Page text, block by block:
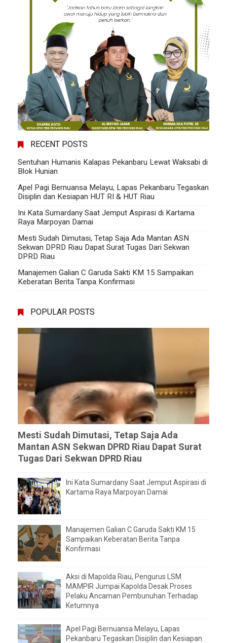
RECENT POSTS
Sentuhan Humanis Kalapas Pekanbaru Lewat Waksabi di
Blok Hunian
Apel Pagi Bernuansa Melayu, Lapas Pekanbaru Tegaskan
Disiplin dan Kesiapan HUT RI & HUT Riau
Ini Kata Sumardany Saat Jemput Aspirasi di Kartama
Raya Marpoyan Damai
Mesti Sudah Dimutasi, Tetap Saja Ada Mantan ASN
Sekwan DPRD Riau Dapat Surat Tugas Dari Sekwan
DPRD Riau
Manajemen Galian C Garuda Sakti KM 15 Sampaikan
Keberatan Berita Tanpa Konfirmasi
POPULAR POSTS
Mesti Sudah Dimutasi, Tetap Saja Ada
Mantan ASN Sekwan DPRD Riau Dapat Surat
Tugas Dari Sekwan DPRD Riau
Ini Kata Sumardany Saat Jemput Aspirasi di
Kartama Raya Marpoyan Damai
Manajemen Galian C Garuda Sakti KM 15
Sampaikan Keberatan Berita Tanpa
Konfirmasi
Aksi di Mapolda Riau, Pengurus LSM
MAMPIR Jumpai Kapolda Desak Proses
Pelaku Ancaman Pembunuhan Terhadap
Ketumnya
Apel Pagi Bernuansa Melayu, Lapas
Pekanbaru Tegaskan Disiplin dan Kesiapan